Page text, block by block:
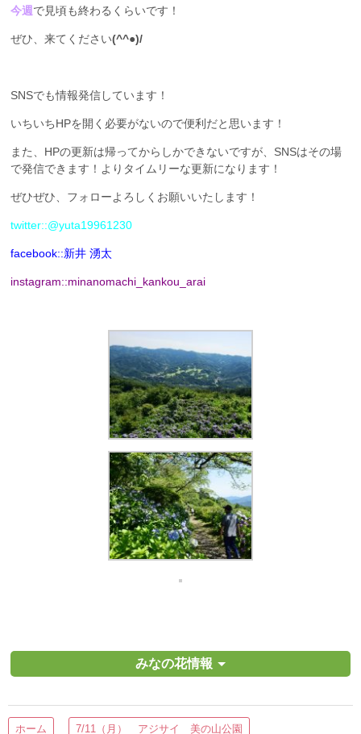
今週 で見頃も終わるくらいです！
ぜひ、来てください(^^●)/
SNSでも情報発信しています！
いちいちHPを開く必要がないので便利だと思います！
また、HPの更新は帰ってからしかできないですが、SNSはその場
で発信できます！よりタイムリーな更新になります！
ぜひぜひ、フォローよろしくお願いいたします！
twitter::@yuta19961230
facebook::新井 湧太
instagram::minanomachi_kankou_arai
みなの花情報
ホーム 7/11（月） アジサイ 美の山公園